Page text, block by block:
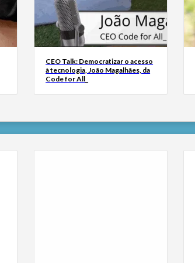
CEO Talk: Democratizar o acesso
à tecnologia, João Magalhães, da
Code for All_